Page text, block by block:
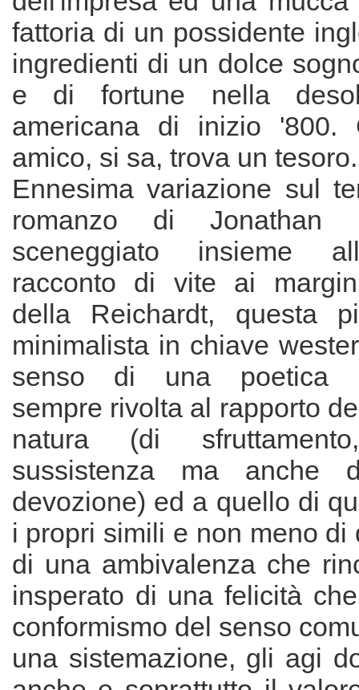
fattoria di un possidente
ingredienti di un dolce
e di fortune nella
americana di inizio '800.
amico, si sa, trova un tesoro.
Ennesima variazione sul
romanzo di Jonathan
sceneggiato insieme
racconto di vite ai
della Reichardt, questa
minimalista in chiave
senso di una poetica
sempre rivolta al rapporto
natura (di
sussistenza ma anche
devozione) ed a quello di
i propri simili e non meno di
di una ambivalenza che
insperato di una felicità
conformismo del senso
una sistemazione, gli agi